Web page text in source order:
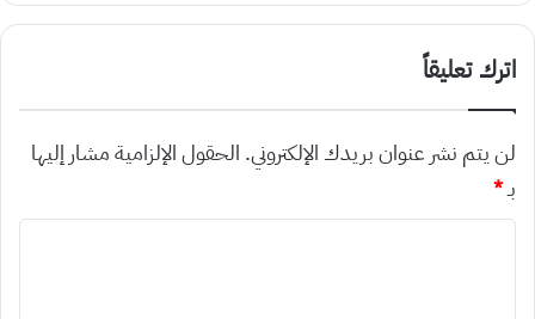
اترك تعليقاً
لن يتم نشر عنوان بريدك الإلكتروني. الحقول الإلزامية مشار إليها
بـ*